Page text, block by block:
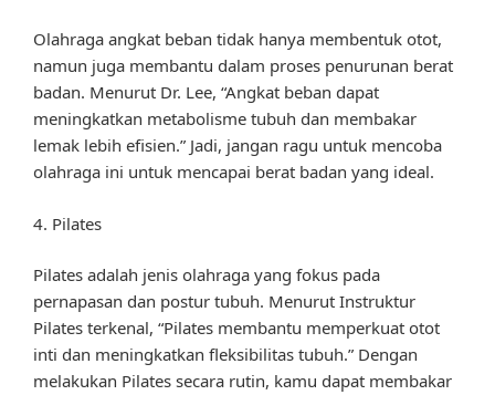
Olahraga angkat beban tidak hanya membentuk otot,
namun juga membantu dalam proses penurunan berat
badan. Menurut Dr. Lee, “Angkat beban dapat
meningkatkan metabolisme tubuh dan membakar
lemak lebih efisien.” Jadi, jangan ragu untuk mencoba
olahraga ini untuk mencapai berat badan yang ideal.
4. Pilates
Pilates adalah jenis olahraga yang fokus pada
pernapasan dan postur tubuh. Menurut Instruktur
Pilates terkenal, “Pilates membantu memperkuat otot
inti dan meningkatkan fleksibilitas tubuh.” Dengan
melakukan Pilates secara rutin, kamu dapat membakar